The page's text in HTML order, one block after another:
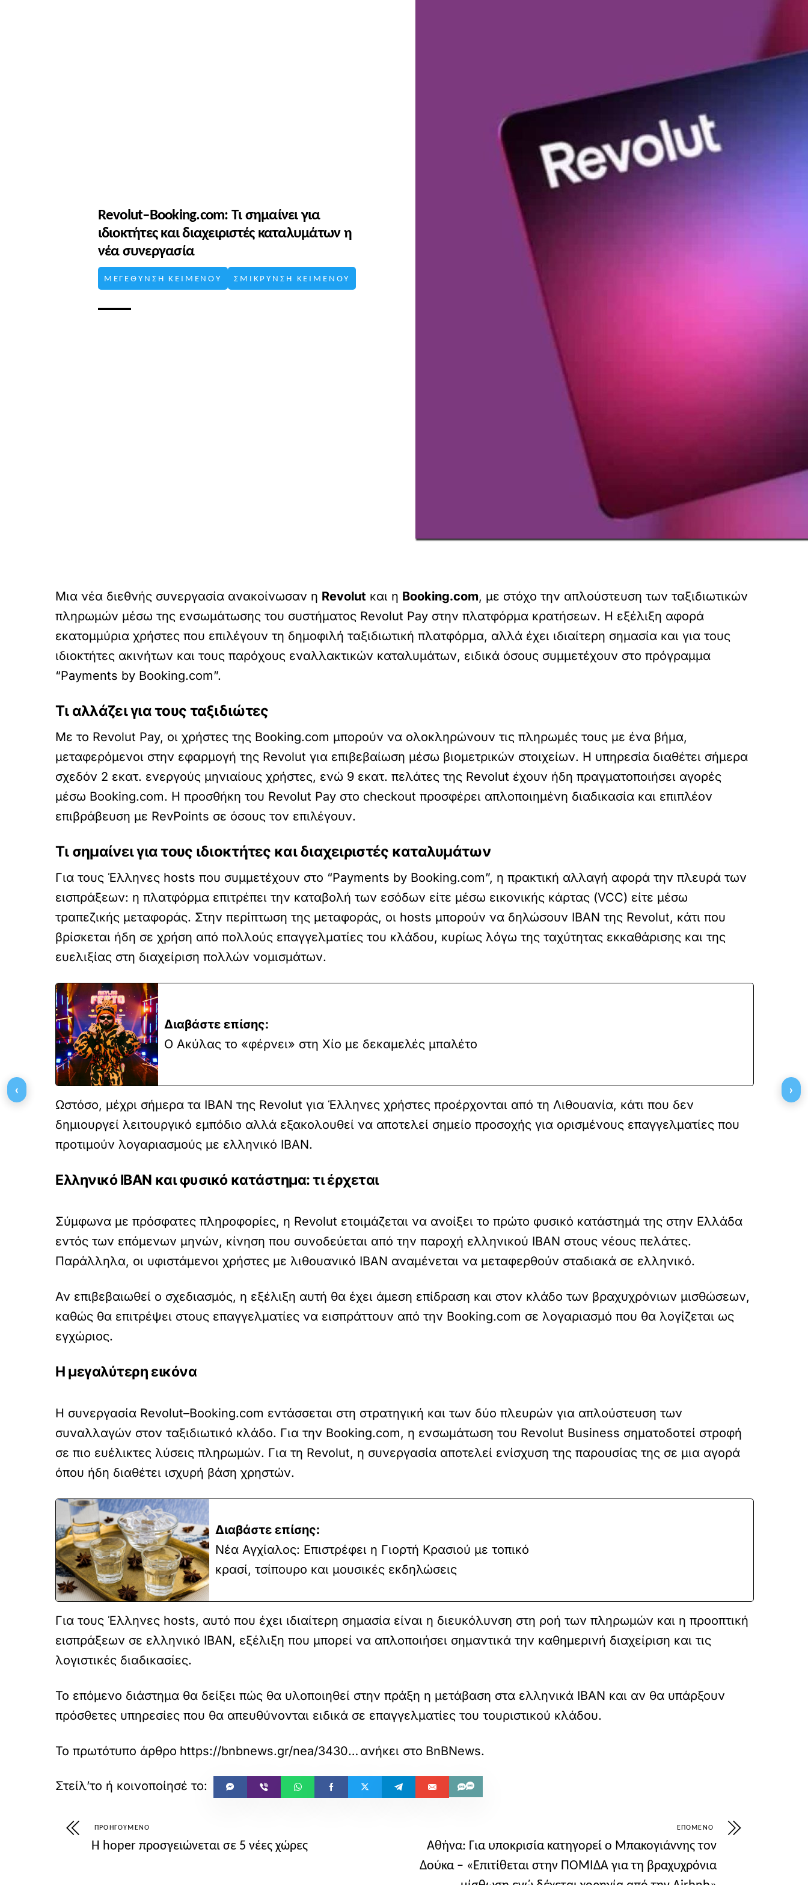
Revolut–Booking.com: Τι σημαίνει για
ιδιοκτήτες και διαχειριστές καταλυμάτων η
νέα συνεργασία
ΜΕΓΕΘΥΝΣΗ ΚΕΙΜΕΝΟΥ ΣΜΙΚΡΥΝΣΗ ΚΕΙΜΕΝΟΥ
Μια νέα διεθνής συνεργασία ανακοίνωσαν η Revolut και η Booking.com, με στόχο την απλούστευση των ταξιδιωτικών
πληρωμών μέσω της ενσωμάτωσης του συστήματος Revolut Pay στην πλατφόρμα κρατήσεων. Η εξέλιξη αφορά
εκατομμύρια χρήστες που επιλέγουν τη δημοφιλή ταξιδιωτική πλατφόρμα, αλλά έχει ιδιαίτερη σημασία και για τους
ιδιοκτήτες ακινήτων και τους παρόχους εναλλακτικών καταλυμάτων, ειδικά όσους συμμετέχουν στο πρόγραμμα
“Payments by Booking.com”.
Τι αλλάζει για τους ταξιδιώτες
Με το Revolut Pay, οι χρήστες της Booking.com μπορούν να ολοκληρώνουν τις πληρωμές τους με ένα βήμα,
μεταφερόμενοι στην εφαρμογή της Revolut για επιβεβαίωση μέσω βιομετρικών στοιχείων. Η υπηρεσία διαθέτει σήμερα
σχεδόν 2 εκατ. ενεργούς μηνιαίους χρήστες, ενώ 9 εκατ. πελάτες της Revolut έχουν ήδη πραγματοποιήσει αγορές
μέσω Booking.com. Η προσθήκη του Revolut Pay στο checkout προσφέρει απλοποιημένη διαδικασία και επιπλέον
επιβράβευση με RevPoints σε όσους τον επιλέγουν.
Τι σημαίνει για τους ιδιοκτήτες και διαχειριστές καταλυμάτων
Για τους Έλληνες hosts που συμμετέχουν στο “Payments by Booking.com”, η πρακτική αλλαγή αφορά την πλευρά των
εισπράξεων: η πλατφόρμα επιτρέπει την καταβολή των εσόδων είτε μέσω εικονικής κάρτας (VCC) είτε μέσω
τραπεζικής μεταφοράς. Στην περίπτωση της μεταφοράς, οι hosts μπορούν να δηλώσουν IBAN της Revolut, κάτι που
βρίσκεται ήδη σε χρήση από πολλούς επαγγελματίες του κλάδου, κυρίως λόγω της ταχύτητας εκκαθάρισης και της
ευελιξίας στη διαχείριση πολλών νομισμάτων.
Διαβάστε επίσης:
Ο Ακύλας το «φέρνει» στη Χίο με δεκαμελές μπαλέτο
Ωστόσο, μέχρι σήμερα τα IBAN της Revolut για Έλληνες χρήστες προέρχονται από τη Λιθουανία, κάτι που δεν
δημιουργεί λειτουργικό εμπόδιο αλλά εξακολουθεί να αποτελεί σημείο προσοχής για ορισμένους επαγγελματίες που
προτιμούν λογαριασμούς με ελληνικό IBAN.
ΕλληνικόIBAN και φυσικό κατάστημα: τι έρχεται
Σύμφωνα με πρόσφατες πληροφορίες, η Revolut ετοιμάζεται να ανοίξει το πρώτο φυσικό κατάστημά της στην Ελλάδα
εντός των επόμενων μηνών, κίνηση που συνοδεύεται από την παροχή ελληνικού IBAN στους νέους πελάτες.
Παράλληλα, οι υφιστάμενοι χρήστες με λιθουανικό IBAN αναμένεται να μεταφερθούν σταδιακά σε ελληνικό.
Αν επιβεβαιωθεί ο σχεδιασμός, η εξέλιξη αυτή θα έχει άμεση επίδραση και στον κλάδο των βραχυχρόνιων μισθώσεων,
καθώς θα επιτρέψει στους επαγγελματίες να εισπράττουν από την Booking.com σε λογαριασμό που θα λογίζεται ως
εγχώριος.
Η μεγαλύτερη εικόνα
Η συνεργασία Revolut–Booking.com εντάσσεται στη στρατηγική και των δύο πλευρών για απλούστευση των
συναλλαγών στον ταξιδιωτικό κλάδο. Για την Booking.com, η ενσωμάτωση του Revolut Business σηματοδοτεί στροφή
σε πιο ευέλικτες λύσεις πληρωμών. Για τη Revolut, η συνεργασία αποτελεί ενίσχυση της παρουσίας της σε μια αγορά
όπου ήδη διαθέτει ισχυρή βάση χρηστών.
Διαβάστε επίσης:
Νέα Αγχίαλος: Επιστρέφει η Γιορτή Κρασιού με τοπικό
κρασί, τσίπουρο και μουσικές εκδηλώσεις
Για τους Έλληνες hosts, αυτό που έχει ιδιαίτερη σημασία είναι η διευκόλυνση στη ροή των πληρωμών και η προοπτική
εισπράξεων σε ελληνικό IBAN, εξέλιξη που μπορεί να απλοποιήσει σημαντικά την καθημερινή διαχείριση και τις
λογιστικές διαδικασίες.
Το επόμενο διάστημα θα δείξει πώς θα υλοποιηθεί στην πράξη η μετάβαση στα ελληνικά IBAN και αν θα υπάρξουν
πρόσθετες υπηρεσίες που θα απευθύνονται ειδικά σε επαγγελματίες του τουριστικού κλάδου.
Το πρωτότυπο άρθρο https://bnbnews.gr/nea/34300/revolut-booking-com-ti-simainei-gia-idioktites-kai-diacheiristes-katalymaton-i-nea-synergasia/ ανήκει στο BnBNews.
ΠΡΟΗΓΟΎΜΕΝΟ
Η hoper προσγειώνεται σε 5 νέες χώρες
ΕΠΌΜΕΝΟ
Αθήνα: Για υποκρισία κατηγορεί ο Μπακογιάννης τον
Δούκα – «Επιτίθεται στην ΠΟΜΙΔΑ για τη βραχυχρόνια
‹ ›